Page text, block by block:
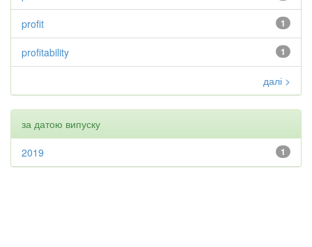
1
profit
1
profitability
далі >
за датою випуску
1
2019